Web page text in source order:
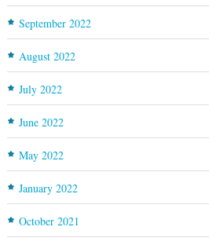
September 2022
August 2022
July 2022
June 2022
May 2022
January 2022
October 2021